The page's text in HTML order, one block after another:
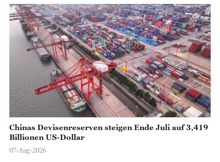
Chinas Devisenreserven steigen Ende Juli auf 3,419
Billionen US-Dollar
07-Aug-2026